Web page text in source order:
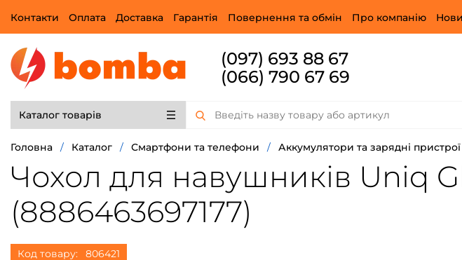
Контакти Оплата Доставка Гарантія Повернення та обмін Про компанію
(097) 693 88 67
(066) 790 67 69
Каталог товарів
Головна / Каталог / Смартфони та телефони / Аккумулятори та зарядні пристрої
Чохол для навушників Uniq
(8886463697177)
Код товару: 806421